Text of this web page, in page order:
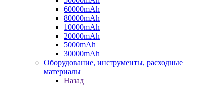
60000mAh
80000mAh
10000mAh
20000mAh
5000mAh
30000mAh
Оборудование, инструменты, расходные
материалы
Назад